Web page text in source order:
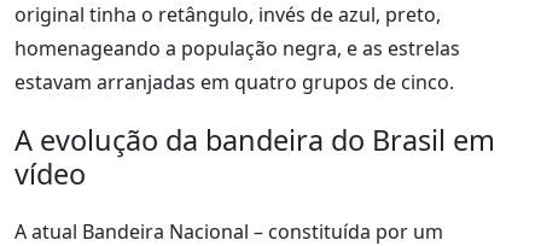
original tinha o retângulo, invés de azul, preto,
homenageando a população negra, e as estrelas
estavam arranjadas em quatro grupos de cinco.
A evolução da bandeira do Brasil em
vídeo
A atual Bandeira Nacional – constituída por um